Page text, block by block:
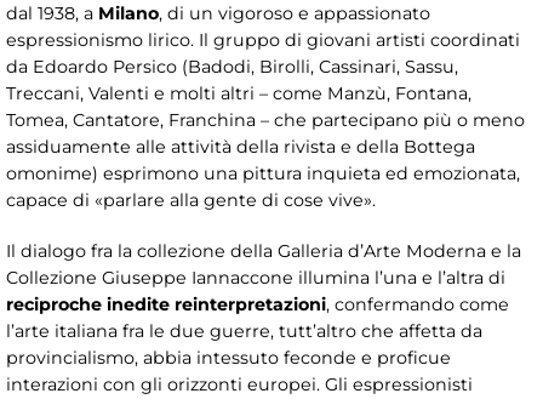
dal 1938, a Milano, di un vigoroso e appassionato
espressionismo lirico. Il gruppo di giovani artisti coordinati
da Edoardo Persico (Badodi, Birolli, Cassinari, Sassu,
Treccani, Valenti e molti altri – come Manzù, Fontana,
Tomea, Cantatore, Franchina – che partecipano più o meno
assiduamente alle attività della rivista e della Bottega
omonime) esprimono una pittura inquieta ed emozionata,
capace di «parlare alla gente di cose vive».
Il dialogo fra la collezione della Galleria d’Arte Moderna e la
Collezione Giuseppe Iannaccone illumina l’una e l’altra di
reciproche inedite reinterpretazioni, confermando come
l’arte italiana fra le due guerre, tutt’altro che affetta da
provincialismo, abbia intessuto feconde e proficue
interazioni con gli orizzonti europei. Gli espressionisti